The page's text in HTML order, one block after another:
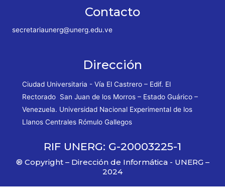
Contacto
secretariaunerg@unerg.edu.ve
Dirección
Ciudad Universitaria - Vía El Castrero – Edif. El
Rectorado San Juan de los Morros – Estado Guárico –
Venezuela. Universidad Nacional Experimental de los
Llanos Centrales Rómulo Gallegos
RIF UNERG: G-20003225-1
® Copyright – Dirección de Informática - UNERG –
2024